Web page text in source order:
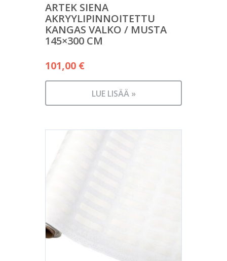
ARTEK SIENA
AKRYYLIPINNOITETTU
KANGAS VALKO / MUSTA
145×300 CM
101,00 €
LUE LISÄÄ »